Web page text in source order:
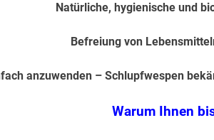
Natürliche, hygienische und
Befreiung von
anzuwenden – Schlupfwespen
Warum Ihnen